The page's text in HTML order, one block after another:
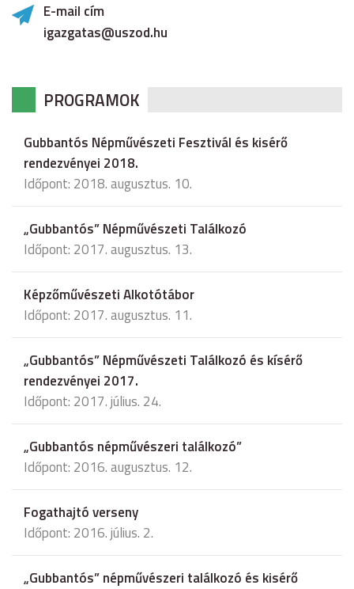
E-mail cím
igazgatas@uszod.hu
PROGRAMOK
Gubbantós Népművészeti Fesztivál és kisérő
rendezvényei 2018.
Időpont: 2018. augusztus. 10.
„Gubbantós” Népművészeti Találkozó
Időpont: 2017. augusztus. 13.
Képzőművészeti Alkotótábor
Időpont: 2017. augusztus. 11.
„Gubbantós” Népművészeti Találkozó és kísérő
rendezvényei 2017.
Időpont: 2017. július. 24.
„Gubbantós népművészeri találkozó”
Időpont: 2016. augusztus. 12.
Fogathajtó verseny
Időpont: 2016. július. 2.
„Gubbantós” népművészeri találkozó és kisérő